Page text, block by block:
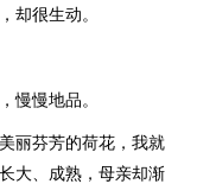
却很生动。
慢慢地品。
丽芬芳的荷花，我就
大、成熟，母亲却渐